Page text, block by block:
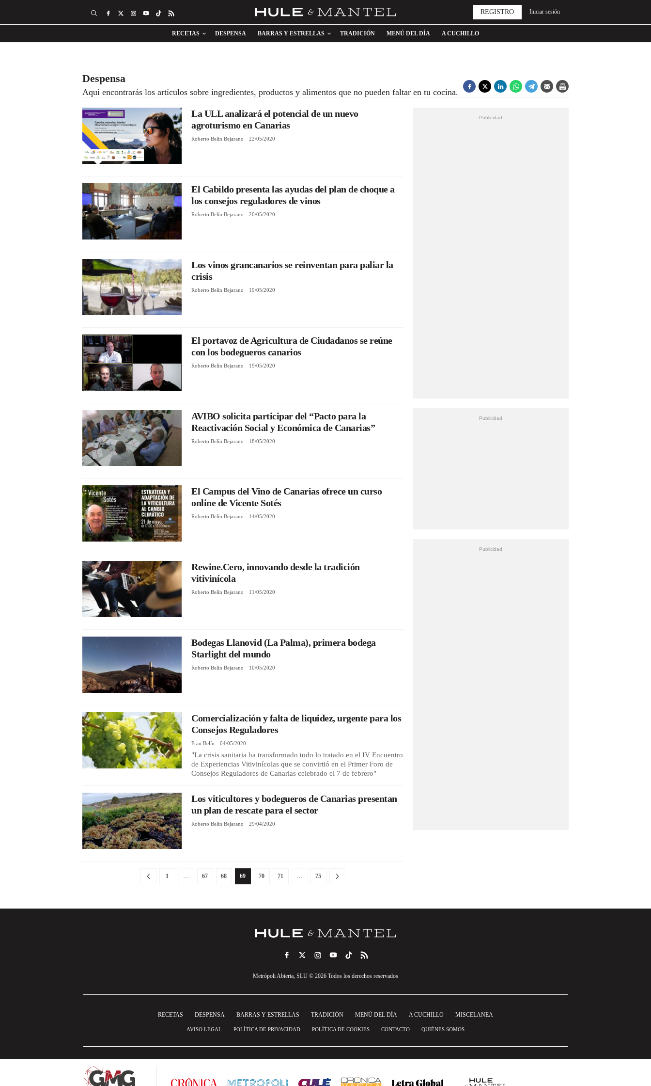
RECETAS DESPENSA BARRAS Y ESTRELLAS TRADICIÓN MENÚ DEL DÍA A CUCHILLO
REGISTRO Iniciar sesión
Despensa
Aquí encontrarás los artículos sobre ingredientes, productos y alimentos que no pueden faltar en tu cocina.
La ULL analizará el potencial de un nuevo
agroturismo en Canarias
Roberto Belín Bejarano 22/05/2020
El Cabildo presenta las ayudas del plan de choque a
los consejos reguladores de vinos
Roberto Belín Bejarano 20/05/2020
Los vinos grancanarios se reinventan para paliar la
crisis
Roberto Belín Bejarano 19/05/2020
El portavoz de Agricultura de Ciudadanos se reúne
con los bodegueros canarios
Roberto Belín Bejarano 19/05/2020
AVIBO solicita participar del “Pacto para la
Reactivación Social y Económica de Canarias”
Roberto Belín Bejarano 18/05/2020
El Campus del Vino de Canarias ofrece un curso
online de Vicente Sotés
Roberto Belín Bejarano 14/05/2020
Rewine.Cero, innovando desde la tradición
vitivinícola
Roberto Belín Bejarano 11/05/2020
Bodegas Llanovid (La Palma), primera bodega
Starlight del mundo
Roberto Belín Bejarano 10/05/2020
Comercialización y falta de liquidez, urgente para los
Consejos Reguladores
Fran Belín 04/05/2020
"La crisis sanitaria ha transformado todo lo tratado en el IV Encuentro
de Experiencias Vitivinícolas que se convirtió en el Primer Foro de
Consejos Reguladores de Canarias celebrado el 7 de febrero"
Los viticultores y bodegueros de Canarias presentan
un plan de rescate para el sector
Roberto Belín Bejarano 29/04/2020
1 … 67 68 69 70 71 … 75
Metrópoli Abierta, SLU © 2026 Todos los derechos reservados
RECETAS DESPENSA BARRAS Y ESTRELLAS TRADICIÓN MENÚ DEL DÍA A CUCHILLO MISCELANEA
AVISO LEGAL POLÍTICA DE PRIVACIDAD POLÍTICA DE COOKIES CONTACTO QUIÉNES SOMOS